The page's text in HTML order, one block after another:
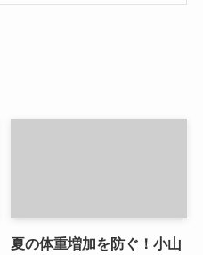
夏の体重増加を防ぐ！小山